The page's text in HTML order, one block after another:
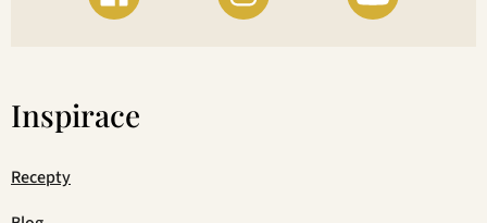
Inspirace
Recepty